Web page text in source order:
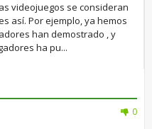
videojuegos se consideran
así. Por ejemplo, ya hemos
han demostrado , y
ha pu...
0